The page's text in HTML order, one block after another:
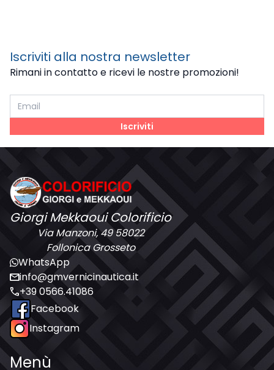
Iscriviti alla nostra newsletter
Rimani in contatto e ricevi le nostre promozioni!
Iscriviti
Giorgi Mekkaoui Colorificio
Via Manzoni, 49 58022
Follonica Grosseto
WhatsApp
mailinfo@gmvernicinautica.it
call+39 0566.41086
Facebook
Instagram
Menù